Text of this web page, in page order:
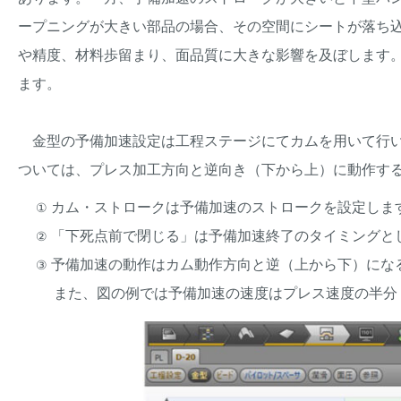
ープニングが大きい部品の場合、その空間にシートが落
や精度、材料歩留まり、面品質に大きな影響を及ぼしま
ます。
金型の予備加速設定は工程ステージにてカムを用いて行
ついては、プレス加工方向と逆向き（下から上）に動作す
① カム・ストロークは予備加速のストロークを設定しま
② 「下死点前で閉じる」は予備加速終了のタイミング
③ 予備加速の動作はカム動作方向と逆（上から下）に
また、図の例では予備加速の速度はプレス速度の半分